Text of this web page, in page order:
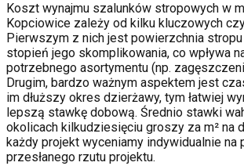
Koszt wynajmu szalunków stropowych w
Kopciowice zależy od kilku kluczowych
Pierwszym z nich jest powierzchnia stropu
stopień jego skomplikowania, co wpływa
potrzebnego asortymentu (np.
Drugim, bardzo ważnym aspektem jest
im dłuższy okres dzierżawy, tym łatwiej
lepszą stawkę dobową. Średnio stawki
okolicach kilkudziesięciu groszy za m² na
każdy projekt wyceniamy indywidualnie na
przesłanego rzutu projektu.